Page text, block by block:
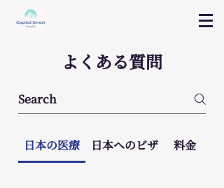
よくある質問
日本の医療 日本へのビザ 料金